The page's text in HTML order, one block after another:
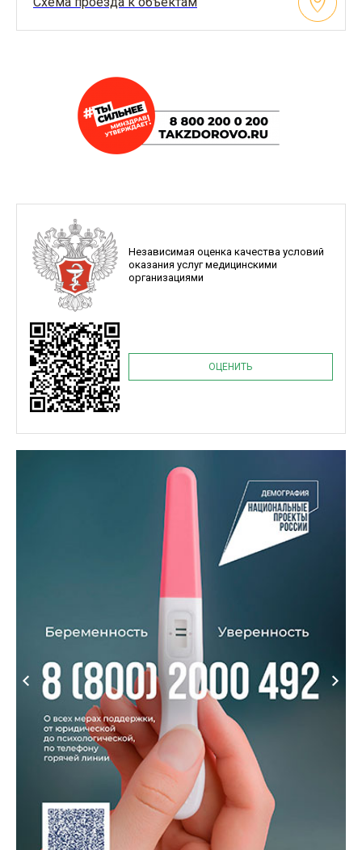
Независимая оценка качества условий
оказания услуг медицинскими
организациями
ОЦЕНИТЬ